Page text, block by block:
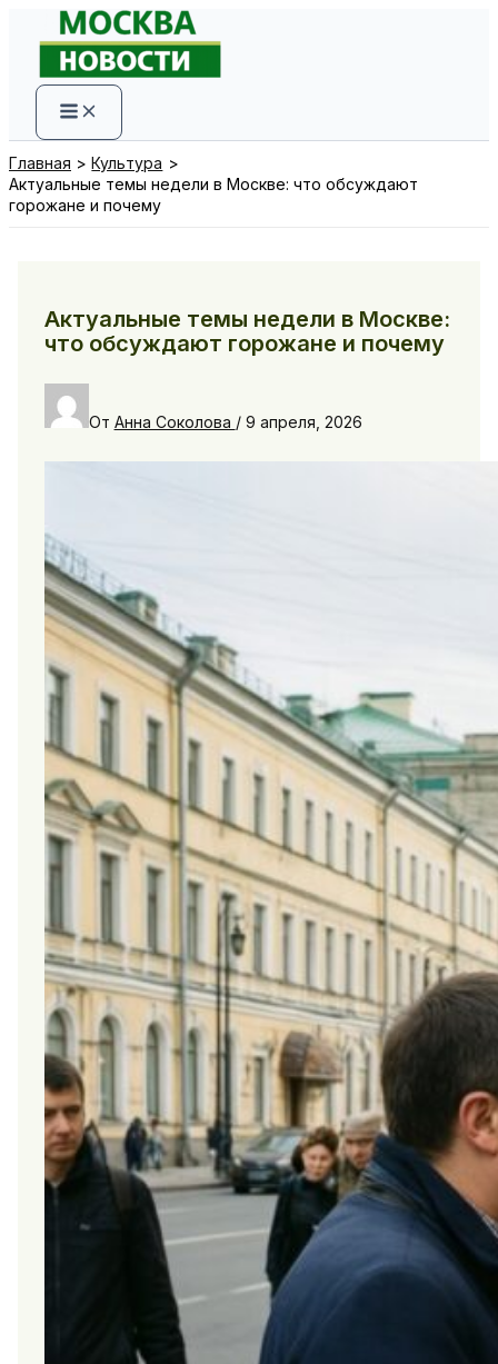
Перейти
содержимому
Главная
Культура
Актуальные темы недели в Москве: что обсуждают
горожане и почему
Актуальные темы недели в Москве:
что обсуждают горожане и почему
От Анна Соколова / 9 апреля, 2026